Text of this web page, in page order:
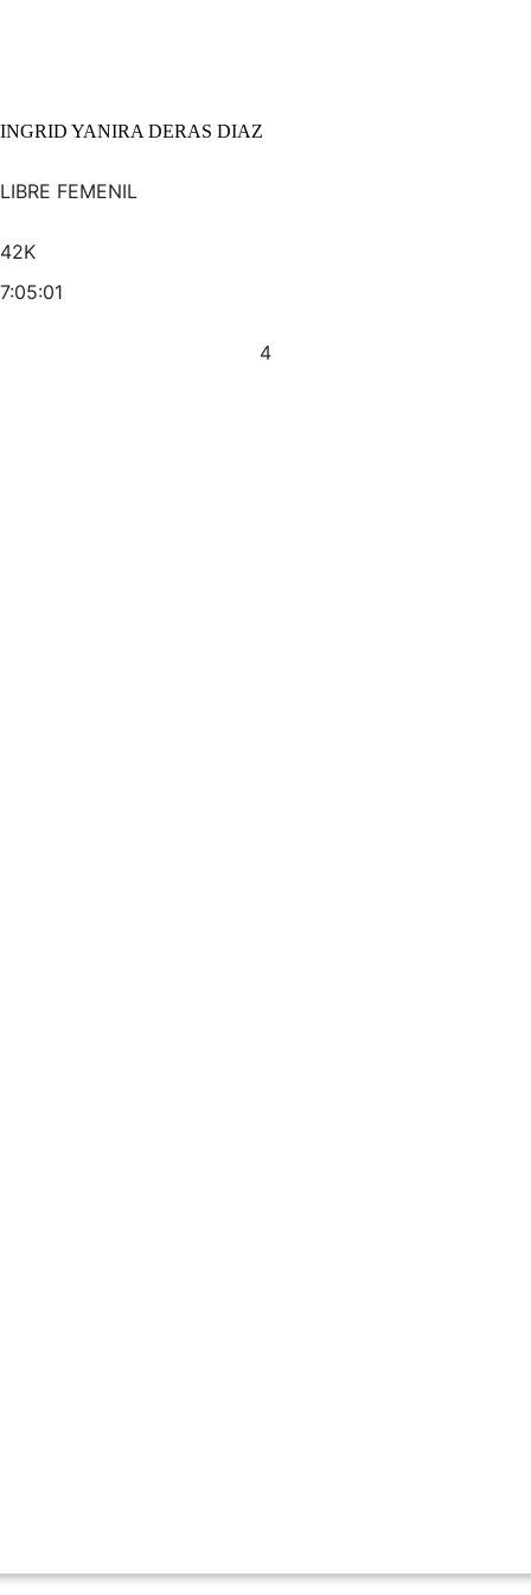
INGRID YANIRA DERAS DIAZ
LIBRE FEMENIL
42K
7:05:01
4